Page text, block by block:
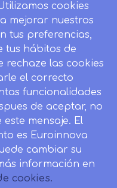
Oposiciones
Investigación
cookies
mejorar nuestros
tus preferencias,
tus hábitos de
rechaze las cookies
el correcto
funcionalidades
de aceptar, no
mensaje. El
es Euroinnova
cambiar su
información en
cookies.